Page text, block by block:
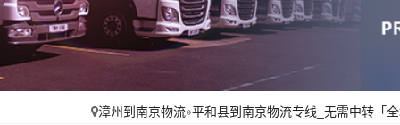
漳州到南京物流»平和县到南京物流专线_无需中转「